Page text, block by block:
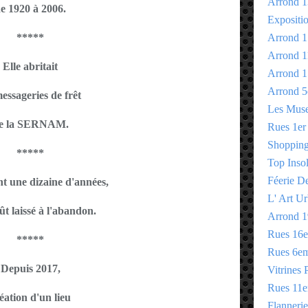
1920 à 2006.
*****
Elle abritait
de frêt
la SERNAM.
*****
une dizaine d'années,
laissé à l'abandon.
*****
Depuis 2017,
d'un lieu
Arrond
Arrond
Arrond
Arrond
Les
Rues
Top
Féerie
L' Art
Arrond
Rues
Rues
Vitrines
Rues